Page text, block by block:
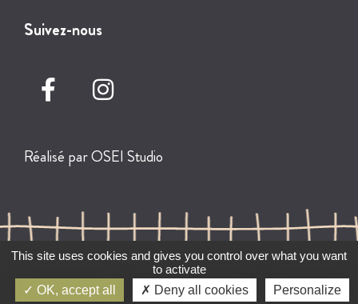
Suivez-nous
Réalisé parOSEI Studio
This site uses cookies and gives you control over what you want
to activate
OK, accept all
Deny all cookies Personalize